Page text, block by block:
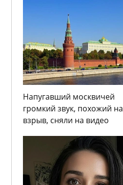
Напугавший москвичей
громкий звук, похожий на
взрыв, сняли на видео